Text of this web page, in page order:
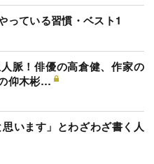
っている習慣・ベスト1
脈！俳優の高倉健、作家の
仰木彬…
います」とわざわざ書く人